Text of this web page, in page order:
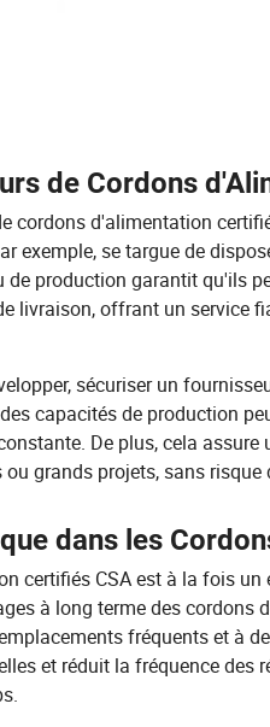
de Cordons
cordons d'alimentation
exemple, se targue de
production garantit qu'ils
livraison, offrant un service
sécuriser un
capacités de production
De plus, cela
grands projets, sans risque
dans les
certifiés CSA est à la fois
à long terme des cordons
fréquents et à
et réduit la fréquence des